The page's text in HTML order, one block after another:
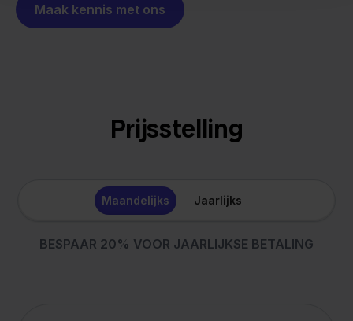
Maak kennis met ons
Prijsstelling
Maandelijks Jaarlijks
BESPAAR 20% VOOR JAARLIJKSE BETALING